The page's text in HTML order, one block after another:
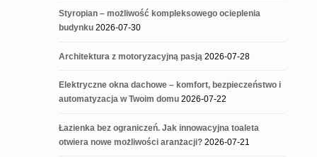
Styropian – możliwość kompleksowego ocieplenia
budynku 2026-07-30
Architektura z motoryzacyjną pasją 2026-07-28
Elektryczne okna dachowe – komfort, bezpieczeństwo i
automatyzacja w Twoim domu 2026-07-22
Łazienka bez ograniczeń. Jak innowacyjna toaleta
otwiera nowe możliwości aranżacji? 2026-07-21